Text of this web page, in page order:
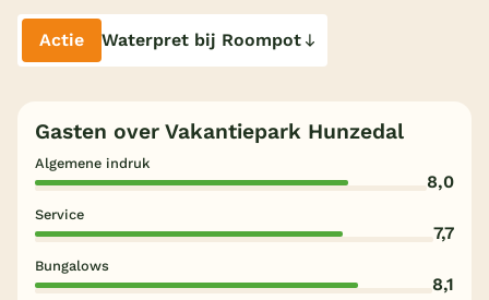
Nederland
Veluwe
Limburg
Duitsland
Actie Waterpret bij Roompot
Gasten over Vakantiepark Hunzedal
Algemene indruk
8,0
Service
7,7
Bungalows
8,1